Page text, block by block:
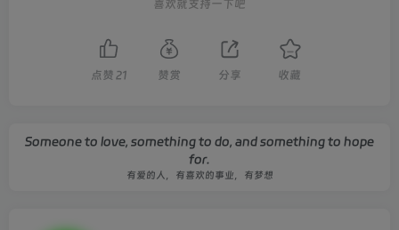
喜欢就支持一下吧
点赞 21 赞赏 分享 收藏
Someone to love, something to do, and something to hope
for.
有爱的人，有喜欢的事业，有梦想